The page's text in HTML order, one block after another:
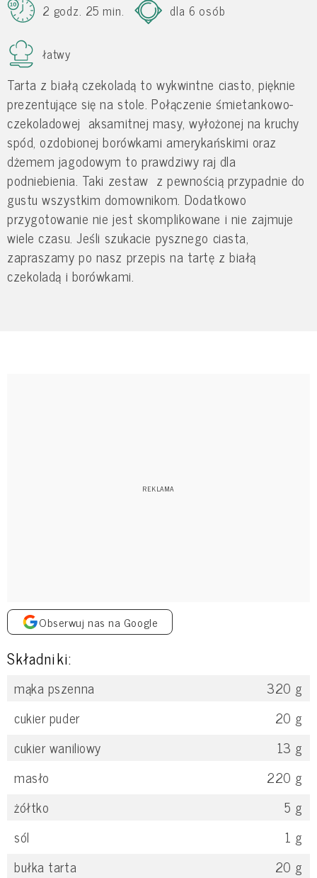
2 godz. 25 min.
dla 6 osób
łatwy
Tarta z białą czekoladą to wykwintne ciasto, pięknie
prezentujące się na stole. Połączenie śmietankowo-
czekoladowej aksamitnej masy, wyłożonej na kruchy
spód, ozdobionej borówkami amerykańskimi oraz
dżemem jagodowym to prawdziwy raj dla
podniebienia. Taki zestaw z pewnością przypadnie do
gustu wszystkim domownikom. Dodatkowo
przygotowanie nie jest skomplikowane i nie zajmuje
wiele czasu. Jeśli szukacie pysznego ciasta,
zapraszamy po nasz przepis na tartę z białą
czekoladą i borówkami.
Obserwuj nas na Google
Składniki:
mąka pszenna 320 g
cukier puder
20 g
cukier waniliowy
13 g
masło
220 g
żółtko
5 g
sól
1 g
bułka tarta
20 g